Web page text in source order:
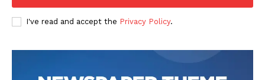
I've read and accept the Privacy Policy.